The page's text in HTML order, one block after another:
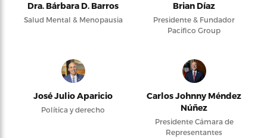
Dra. Bárbara D. Barros
Salud Mental & Menopausia
Brian Díaz
Presidente & Fundador
Pacifico Group
José Julio Aparicio
Política y derecho
Carlos Johnny Méndez
Núñez
Presidente Cámara de
Representantes